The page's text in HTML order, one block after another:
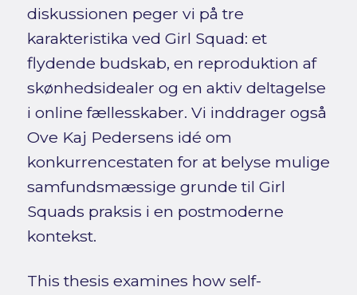
diskussionen peger vi på tre
karakteristika ved Girl Squad: et
flydende budskab, en reproduktion af
skønhedsidealer og en aktiv deltagelse
i online fællesskaber. Vi inddrager også
Ove Kaj Pedersens idé om
konkurrencestaten for at belyse mulige
samfundsmæssige grunde til Girl
Squads praksis i en postmoderne
kontekst.
This thesis examines how self-